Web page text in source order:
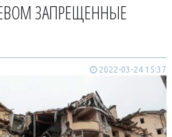
ЗАПРЕЩЕННЫЕ
2022-03-24 15:37